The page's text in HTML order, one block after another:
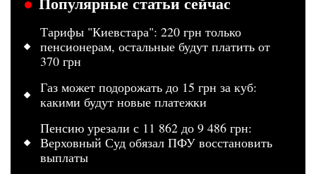
Тарифы "Киевстара": 220 грн только
пенсионерам, остальные будут платить от
370 грн
Газ может подорожать до 15 грн за куб:
какими будут новые платежки
Пенсию урезали с 11 862 до 9 486 грн:
Верховный Суд обязал ПФУ восстановить
выплаты